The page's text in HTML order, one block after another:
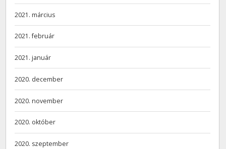
2021. március
2021. február
2021. január
2020. december
2020. november
2020. október
2020. szeptember